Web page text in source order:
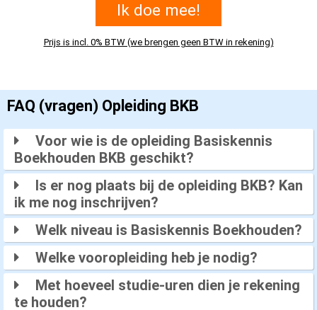
Ik doe mee!
Prijs is incl. 0% BTW (we brengen geen BTW in rekening)
FAQ (vragen) Opleiding BKB
Voor wie is de opleiding Basiskennis
Boekhouden BKB geschikt?
Is er nog plaats bij de opleiding BKB? Kan
ik me nog inschrijven?
Welk niveau is Basiskennis Boekhouden?
Welke vooropleiding heb je nodig?
Met hoeveel studie-uren dien je rekening
te houden?